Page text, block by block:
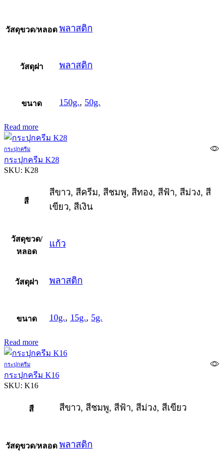
วัสดุขวด/หลอด พลาสติก
วัสดุฝา พลาสติก
ขนาด 150g., 50g.
Read more
กระปุกครีม
กระปุกครีม K28
SKU: K28
สี
สีขาว, สีครีม, สีชมพู, สีทอง, สีฟ้า, สีม่วง, สี
เขียว, สีเงิน
วัสดุขวด/
หลอด
แก้ว
วัสดุฝา พลาสติก
ขนาด 10g., 15g., 5g.
Read more
กระปุกครีม
กระปุกครีม K16
SKU: K16
สี สีขาว, สีชมพู, สีฟ้า, สีม่วง, สีเขียว
วัสดุขวด/หลอด พลาสติก